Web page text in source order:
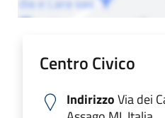
Centro Civico
IndirizzoVia dei